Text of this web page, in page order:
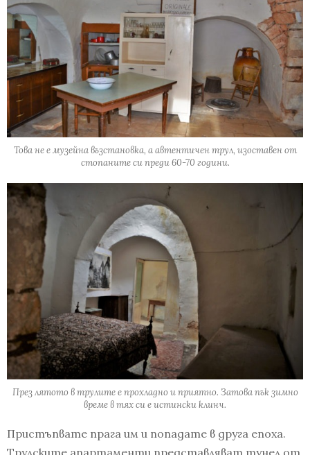
Това не е музейна възстановка, а автентичен трул, изоставен от
стопаните си преди 60-70 години.
През лятото в трулите е прохладно и приятно. Затова пък зимно
време в тях си е истински клинч.
Пристъпвате прага им и попадате в друга епоха.